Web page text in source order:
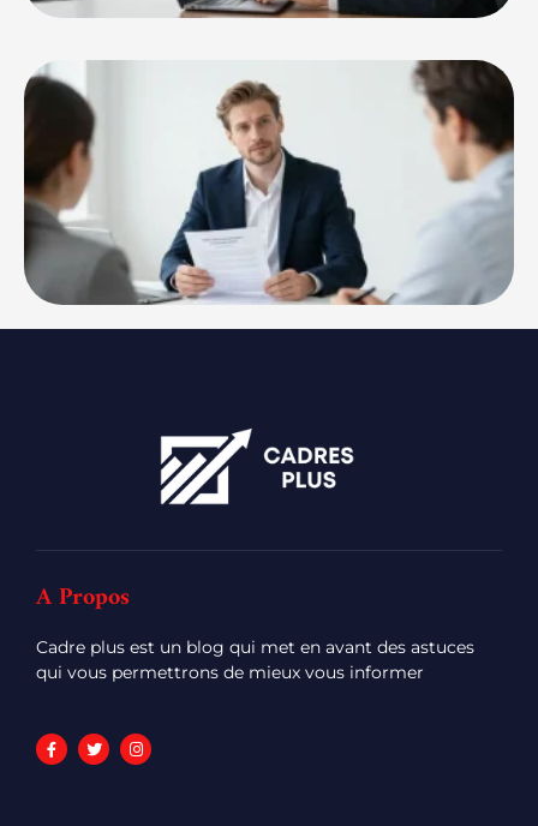
A Propos
Cadre plus est un blog qui met en avant des astuces
qui vous permettrons de mieux vous informer